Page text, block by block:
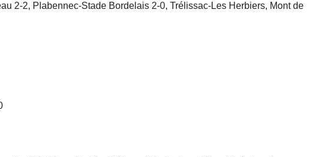
2-2, Plabennec-Stade Bordelais 2-0, Trélissac-Les Herbiers, Mont de